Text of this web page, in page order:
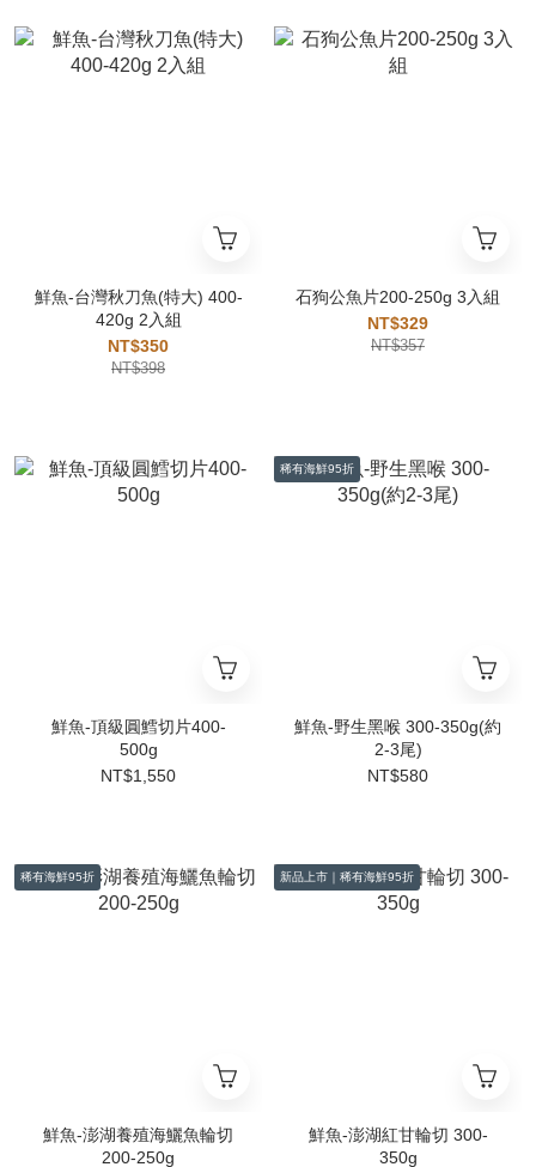
鮮魚-台灣秋刀魚(特大) 400-
420g 2入組
NT$350
NT$398
石狗公魚片200-250g 3入組
NT$329
NT$357
鮮魚-頂級圓鱈切片400-
500g
NT$1,550
稀有海鮮95折
鮮魚-野生黑喉 300-350g(約
2-3尾)
NT$580
稀有海鮮95折
鮮魚-澎湖養殖海鱺魚輪切
200-250g
新品上市｜稀有海鮮95折
鮮魚-澎湖紅甘輪切 300-
350g